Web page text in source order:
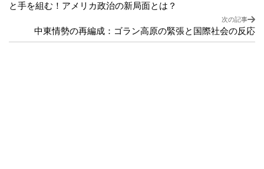
と手を組む！アメリカ政治の新局面とは？
次の記事
中東情勢の再編成：ゴラン高原の緊張と国際社会の反応